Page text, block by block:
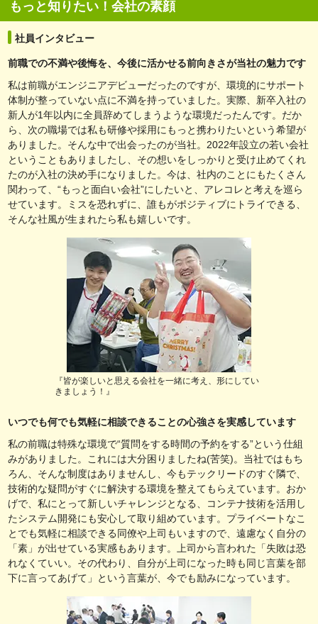
もっと知りたい！会社の素顔
社員インタビュー
前職での不満や後悔を、今後に活かせる前向きさが当社の魅力です
私は前職がエンジニアデビューだったのですが、環境的にサポート
体制が整っていない点に不満を持っていました。実際、新卒入社の
新人が1年以内に全員辞めてしまうような環境だったんです。だか
ら、次の職場では私も研修や採用にもっと携わりたいという希望が
ありました。そんな中で出会ったのが当社。2022年設立の若い会社
ということもありましたし、その想いをしっかりと受け止めてくれ
たのが入社の決め手になりました。今は、社内のことにもたくさん
関わって、“もっと面白い会社”にしたいと、アレコレと考えを巡ら
せています。ミスを恐れずに、誰もがポジティブにトライできる、
そんな社風が生まれたら私も嬉しいです。
『皆が楽しいと思える会社を一緒に考え、形にしてい
きましょう！』
いつでも何でも気軽に相談できることの心強さを実感しています
私の前職は特殊な環境で“質問をする時間の予約をする”という仕組
みがありました。これには大分困りましたね(苦笑)。当社ではもち
ろん、そんな制度はありませんし、今もテックリードのすぐ隣で、
技術的な疑問がすぐに解決する環境を整えてもらえています。おか
げで、私にとって新しいチャレンジとなる、コンテナ技術を活用し
たシステム開発にも安心して取り組めています。プライベートなこ
とでも気軽に相談できる同僚や上司もいますので、遠慮なく自分の
「素」が出せている実感もあります。上司から言われた「失敗は恐
れなくていい。その代わり、自分が上司になった時も同じ言葉を部
下に言ってあげて」という言葉が、今でも励みになっています。